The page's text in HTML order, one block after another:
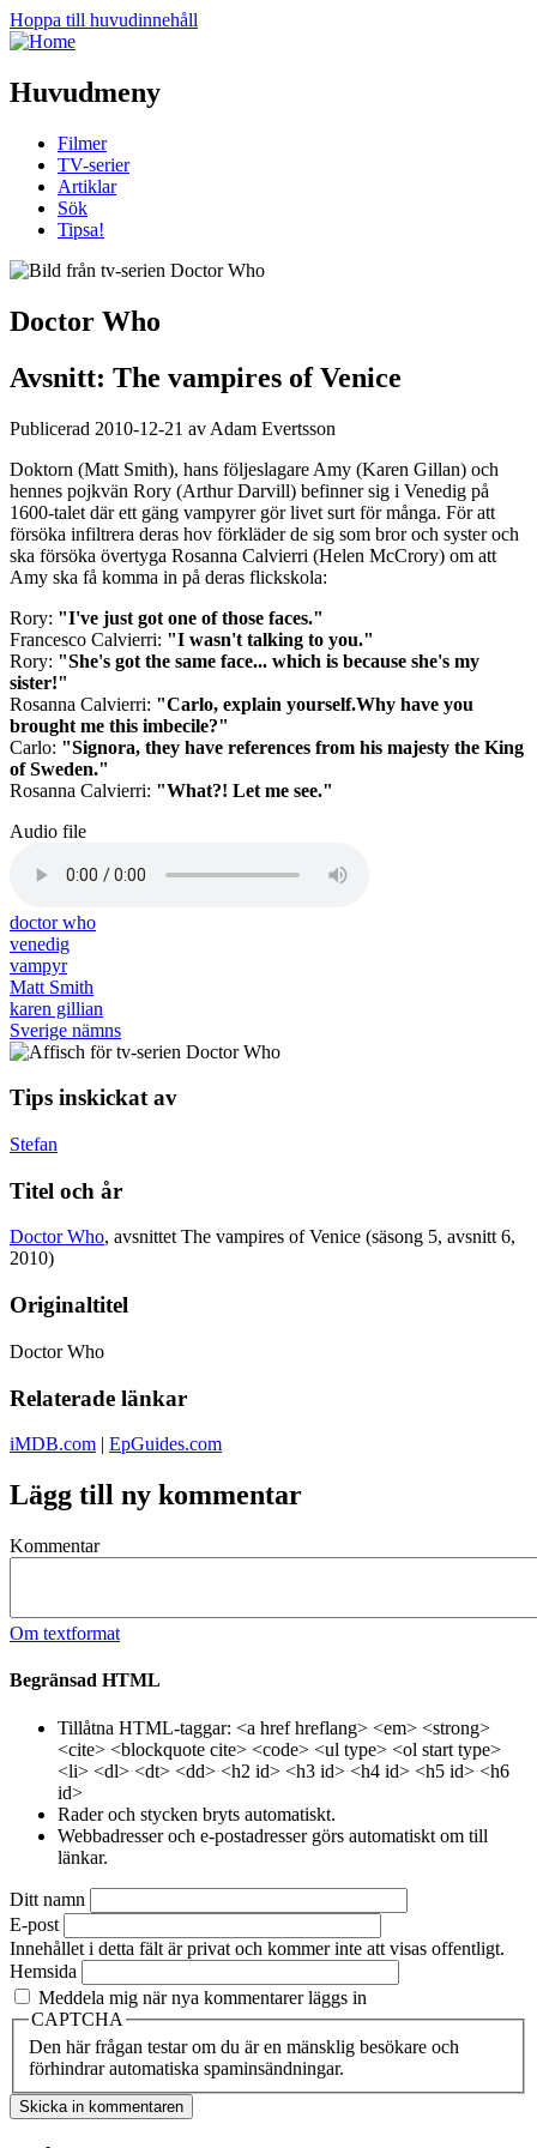
Hoppa till huvudinnehåll
Huvudmeny
Filmer
TV-serier
Artiklar
Sök
Tipsa!
Doctor Who
Avsnitt: The vampires of Venice
Publicerad 2010-12-21 av Adam Evertsson
Doktorn (Matt Smith), hans följeslagare Amy (Karen Gillan) och
hennes pojkvän Rory (Arthur Darvill) befinner sig i Venedig på
1600-talet där ett gäng vampyrer gör livet surt för många. För att
försöka infiltrera deras hov förkläder de sig som bror och syster och
ska försöka övertyga Rosanna Calvierri (Helen McCrory) om att
Amy ska få komma in på deras flickskola:
Rory: "I've just got one of those faces."
Francesco Calvierri: "I wasn't talking to you."
Rory: "She's got the same face... which is because she's my
sister!"
Rosanna Calvierri: "Carlo, explain yourself.Why have you
brought me this imbecile?"
Carlo: "Signora, they have references from his majesty the King
of Sweden."
Rosanna Calvierri: "What?! Let me see."
Audio file
doctor who
venedig
vampyr
Matt Smith
karen gillian
Sverige nämns
Tips inskickat av
Stefan
Titel och år
Doctor Who, avsnittet The vampires of Venice (säsong 5, avsnitt 6,
2010)
Originaltitel
Doctor Who
Relaterade länkar
iMDB.com | EpGuides.com
Lägg till ny kommentar
Kommentar
Om textformat
Begränsad HTML
Tillåtna HTML-taggar: <a href hreflang> <em> <strong>
<cite> <blockquote cite> <code> <ul type> <ol start type>
<li> <dl> <dt> <dd> <h2 id> <h3 id> <h4 id> <h5 id> <h6
id>
Rader och stycken bryts automatiskt.
Webbadresser och e-postadresser görs automatiskt om till
länkar.
Ditt namn
E-post
Innehållet i detta fält är privat och kommer inte att visas offentligt.
Hemsida
Meddela mig när nya kommentarer läggs in
CAPTCHA
Den här frågan testar om du är en mänsklig besökare och
förhindrar automatiska spaminsändningar.